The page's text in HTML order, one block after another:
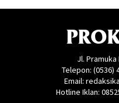
Jl. Pramuka
Telepon: (0536)
Email:
Hotline Iklan: